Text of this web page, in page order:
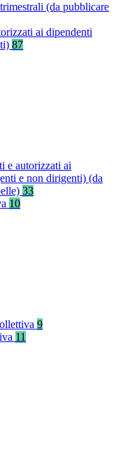
(da pubblicare
ai dipendenti
87
e autorizzati ai
e non dirigenti) (da
33
10
9
11